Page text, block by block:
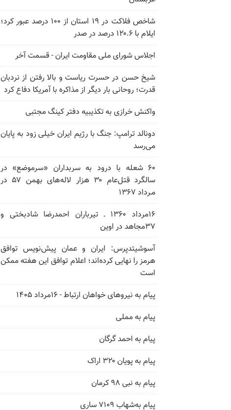
شاخص فلاکت در ۱۹ استان از ۱۰۰ درصد عبور کرد؛
ایلام با ۱۲۰.۶ درصد در صدر
اجلاس شورای ملی مقاومت ایران - قسمت آخر
شیخ حسن در حسرت ریاست و بالا رفتن از نردبان
قدرت؛ روحانی بار دیگر از مذاکره با آمریکا دفاع کرد
واکنش خرازی به تکذیبیه دفتر کینگ مجتبی
دونالد ترامپ: جنگ با رژیم ایران خیلی زود به پایان
می‌رسد
۶۰ شعله با درود به سربداران «سرموضع» در
سالگرد قتل‌عام ۳۰ هزار لاله‌های بهمن ۵۷ در
مـرداد ۱۳۶۷
۱۶مرداد ۱۳۶۰ ـ تیرباران احمدرضا شادبختی و
۳۷مجاهد در اوین
آسوشیتدپرس: ایران و عمان پیش‌نویس توافق
هرمز را نهایی کرده‌اند؛ اعلام توافق این هفته ممکن
است
پیام به نیروهای خواهان ارتباط - ۱۶مرداد ۱۴۰۵
پیام به مملی
پیام به احمد گرگان
پیام به پویان ۳۲۰ اراک
پیام به نبی ۹۸ کرمان
پیام به‌شهاب ۷۱۰۹ ساری